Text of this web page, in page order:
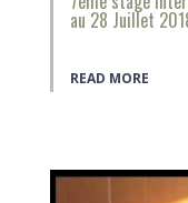
au 28 Juillet
READ MORE